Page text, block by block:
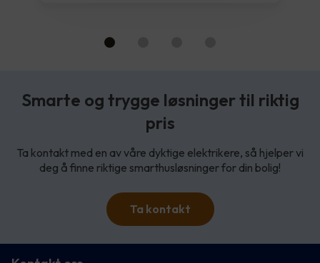
Smarte og trygge løsninger til riktig
pris
Ta kontakt med en av våre dyktige elektrikere, så hjelper vi
deg å finne riktige smarthusløsninger for din bolig!
Ta kontakt